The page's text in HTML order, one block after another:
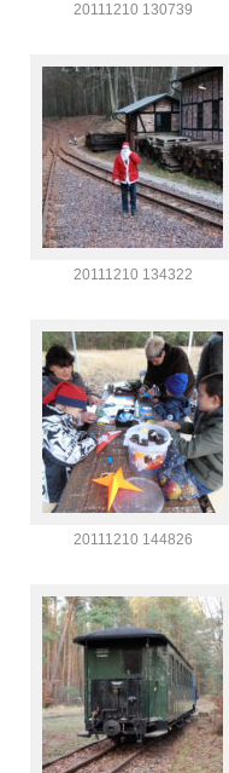
20111210 130739
20111210 134322
20111210 144826